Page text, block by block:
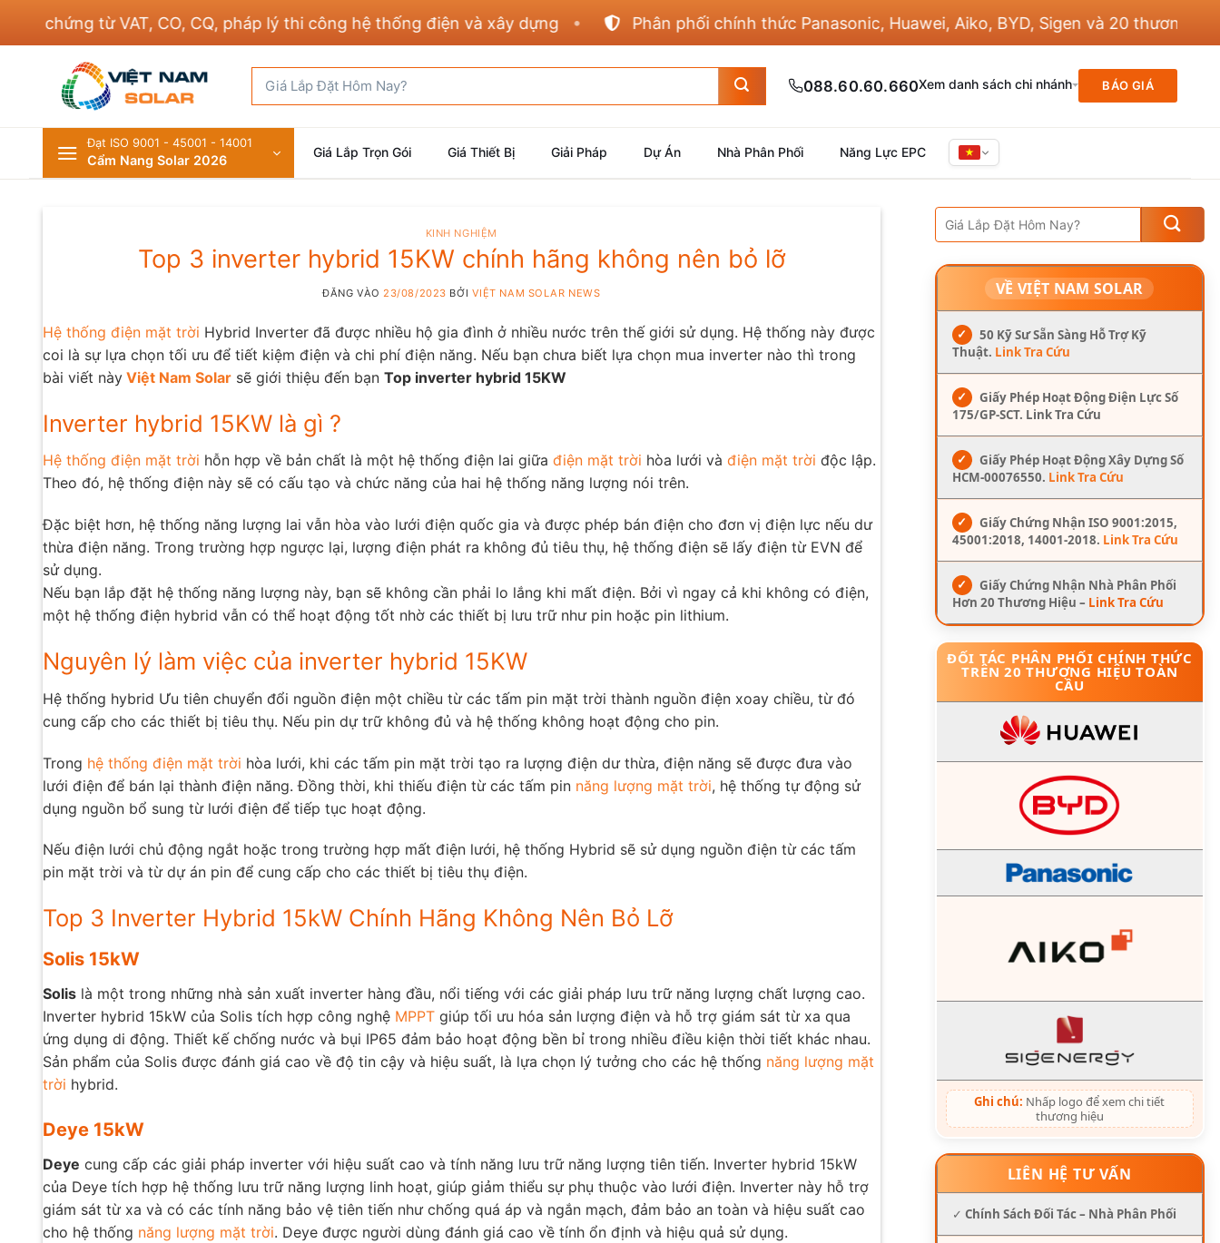
từ VAT, CO, CQ, pháp lý thi công hệ thống điện và xây dựng Phân phối chính thức Panasonic, Huawei, Aiko, BYD, Sigen và 20 thương hiệu
kiếm:
088.60.60.660Xem danh sách chi nhánh BÁO GIÁ
Đạt ISO 9001 - 45001 - 14001
Cẩm Nang Solar 2026 Giá Lắp Trọn Gói Giá Thiết Bị Giải Pháp Dự Án Nhà Phân Phối Năng Lực EPC
KINH NGHIỆM
Top 3 inverter hybrid 15KW chính hãng không nên bỏ lỡ
ĐĂNG VÀO23/08/2023 BỞI VIỆT NAM SOLAR NEWS
Hệ thống điện mặt trời Hybrid Inverter đã được nhiều hộ gia đình ở nhiều nước trên thế giới sử dụng. Hệ thống này được
coi là sự lựa chọn tối ưu để tiết kiệm điện và chi phí điện năng. Nếu bạn chưa biết lựa chọn mua inverter nào thì trong
bài viết này Việt Nam Solar sẽ giới thiệu đến bạn Top inverter hybrid 15KW
Inverter hybrid 15KW là gì ?
Hệ thống điện mặt trời hỗn hợp về bản chất là một hệ thống điện lai giữa điện mặt trời hòa lưới và điện mặt trời độc lập.
Theo đó, hệ thống điện này sẽ có cấu tạo và chức năng của hai hệ thống năng lượng nói trên.
Đặc biệt hơn, hệ thống năng lượng lai vẫn hòa vào lưới điện quốc gia và được phép bán điện cho đơn vị điện lực nếu dư
thừa điện năng. Trong trường hợp ngược lại, lượng điện phát ra không đủ tiêu thụ, hệ thống điện sẽ lấy điện từ EVN để
sử dụng.
Nếu bạn lắp đặt hệ thống năng lượng này, bạn sẽ không cần phải lo lắng khi mất điện. Bởi vì ngay cả khi không có điện,
một hệ thống điện hybrid vẫn có thể hoạt động tốt nhờ các thiết bị lưu trữ như pin hoặc pin lithium.
Nguyên lý làm việc của inverter hybrid 15KW
Hệ thống hybrid Ưu tiên chuyển đổi nguồn điện một chiều từ các tấm pin mặt trời thành nguồn điện xoay chiều, từ đó
cung cấp cho các thiết bị tiêu thụ. Nếu pin dự trữ không đủ và hệ thống không hoạt động cho pin.
Trong hệ thống điện mặt trời hòa lưới, khi các tấm pin mặt trời tạo ra lượng điện dư thừa, điện năng sẽ được đưa vào
lưới điện để bán lại thành điện năng. Đồng thời, khi thiếu điện từ các tấm pin năng lượng mặt trời, hệ thống tự động sử
dụng nguồn bổ sung từ lưới điện để tiếp tục hoạt động.
Nếu điện lưới chủ động ngắt hoặc trong trường hợp mất điện lưới, hệ thống Hybrid sẽ sử dụng nguồn điện từ các tấm
pin mặt trời và từ dự án pin để cung cấp cho các thiết bị tiêu thụ điện.
Top 3 Inverter Hybrid 15kW Chính Hãng Không Nên Bỏ Lỡ
Solis 15kW
Solis là một trong những nhà sản xuất inverter hàng đầu, nổi tiếng với các giải pháp lưu trữ năng lượng chất lượng cao.
Inverter hybrid 15kW của Solis tích hợp công nghệ MPPT giúp tối ưu hóa sản lượng điện và hỗ trợ giám sát từ xa qua
ứng dụng di động. Thiết kế chống nước và bụi IP65 đảm bảo hoạt động bền bỉ trong nhiều điều kiện thời tiết khác nhau.
Sản phẩm của Solis được đánh giá cao về độ tin cậy và hiệu suất, là lựa chọn lý tưởng cho các hệ thống năng lượng mặt
trời hybrid.
Deye 15kW
Deye cung cấp các giải pháp inverter với hiệu suất cao và tính năng lưu trữ năng lượng tiên tiến. Inverter hybrid 15kW
của Deye tích hợp hệ thống lưu trữ năng lượng linh hoạt, giúp giảm thiểu sự phụ thuộc vào lưới điện. Inverter này hỗ trợ
giám sát từ xa và có các tính năng bảo vệ tiên tiến như chống quá áp và ngắn mạch, đảm bảo an toàn và hiệu suất cao
cho hệ thống năng lượng mặt trời. Deye được người dùng đánh giá cao về tính ổn định và hiệu quả sử dụng.
VỀ VIỆT NAM SOLAR
✓
50 Kỹ Sư Sẵn Sàng Hỗ Trợ Kỹ
Thuật. Link Tra Cứu
✓
Giấy Phép Hoạt Động Điện Lực Số
175/GP-SCT. Link Tra Cứu
✓
Giấy Phép Hoạt Động Xây Dựng Số
HCM-00076550. Link Tra Cứu
✓
Giấy Chứng Nhận ISO 9001:2015,
45001:2018, 14001-2018. Link Tra Cứu
✓
Giấy Chứng Nhận Nhà Phân Phối
Hơn 20 Thương Hiệu – Link Tra Cứu
ĐỐI TÁC PHÂN PHỐI CHÍNH THỨC
TRÊN 20 THƯƠNG HIỆU TOÀN
CẦU
Ghi chú: Nhấp logo để xem chi tiết
thương hiệu
LIÊN HỆ TƯ VẤN
✓ Chính Sách Đối Tác – Nhà Phân Phối